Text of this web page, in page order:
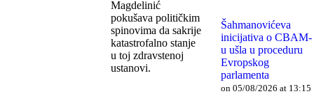
Magdelinić
pokušava političkim
spinovima da sakrije
katastrofalno stanje
u toj zdravstenoj
ustanovi.
Šahmanovićeva
inicijativa o CBAM-
u ušla u proceduru
Evropskog
parlamenta
on 05/08/2026 at 13:15